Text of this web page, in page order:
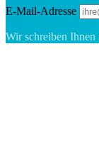
E-Mail-Adresse
Wir schreiben Ihnen